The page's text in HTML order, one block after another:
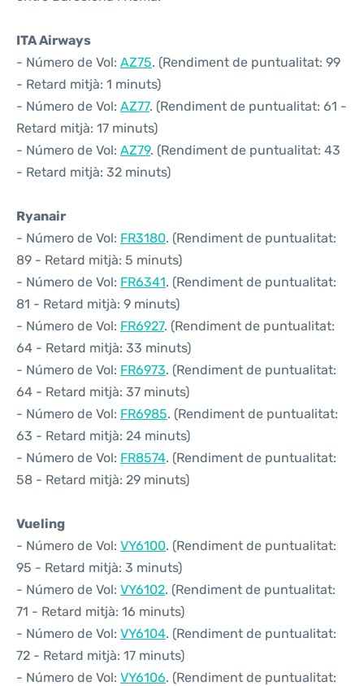
ITA Airways
- Número de Vol: AZ75. (Rendiment de puntualitat: 99
- Retard mitjà: 1 minuts)
- Número de Vol: AZ77. (Rendiment de puntualitat: 61 -
Retard mitjà: 17 minuts)
- Número de Vol: AZ79. (Rendiment de puntualitat: 43
- Retard mitjà: 32 minuts)
Ryanair
- Número de Vol: FR3180. (Rendiment de puntualitat:
89 - Retard mitjà: 5 minuts)
- Número de Vol: FR6341. (Rendiment de puntualitat:
81 - Retard mitjà: 9 minuts)
- Número de Vol: FR6927. (Rendiment de puntualitat:
64 - Retard mitjà: 33 minuts)
- Número de Vol: FR6973. (Rendiment de puntualitat:
64 - Retard mitjà: 37 minuts)
- Número de Vol: FR6985. (Rendiment de puntualitat:
63 - Retard mitjà: 24 minuts)
- Número de Vol: FR8574. (Rendiment de puntualitat:
58 - Retard mitjà: 29 minuts)
Vueling
- Número de Vol: VY6100. (Rendiment de puntualitat:
95 - Retard mitjà: 3 minuts)
- Número de Vol: VY6102. (Rendiment de puntualitat:
71 - Retard mitjà: 16 minuts)
- Número de Vol: VY6104. (Rendiment de puntualitat:
72 - Retard mitjà: 17 minuts)
- Número de Vol: VY6106. (Rendiment de puntualitat: